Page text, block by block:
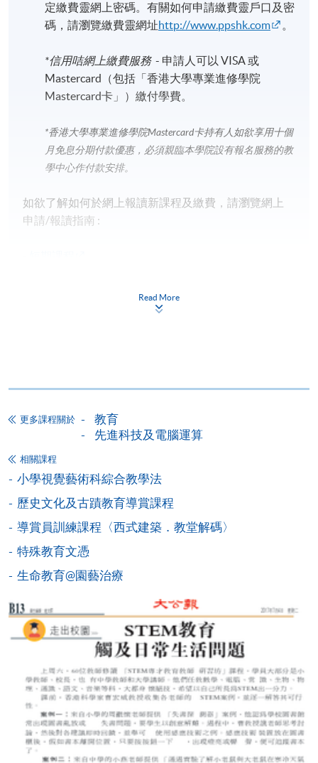
定繳費靈網上密碼。有關如何申請繳費靈戶口及密
碼，請瀏覽繳費靈網址http://www.ppshk.com 。
*信用咭網上繳費服務- 申請人可以 VISA 或
Mastercard（包括「香港大學專業進修學院
Mastercard卡」）繳付學費。
*香港大學專業進修學院Mastercard卡持有人如欲享用十個
月免息分期付款優惠，必須親臨本學院設有報名服務的教
學中心作付款安排。
如欲了解如何於網上報讀新課程及繳費，請瀏覽網上
申請/報讀指南 :
交下期學費的學員，提供網上服務，如學員就讀的課
網上支付可通過「繳費靈」(PPS) (不適用於手機)、
VISA 或 Mastercard、「微信支付」(Online WeChat
Pay) 、「支付寶」(Online Alipay) 或 「轉數快」(FPS)
親身報名/郵遞
報讀新課程
凡以「先到先得」為取錄方式的課程，請填妥
SF26報名表，親往報名中心或以郵遞方式連同學
費以及所需證明文件呈交。
[下載報名表SF26]
申請學歷頒授及專業課程可能需要其他資料，報名
Read More
更多課程關於
教育
先進科技及電腦運算
相關課程
小學視覺藝術科綜合教學法
歷史文化及古蹟教育導賞課程
導賞員訓練課程〈西式建築．教堂解碼〉
特殊教育文憑
生命教育@園藝治療